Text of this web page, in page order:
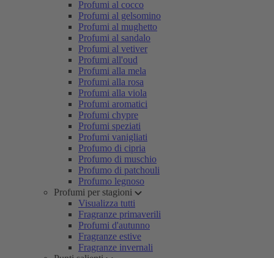
Profumi al cocco
Profumi al gelsomino
Profumi al mughetto
Profumi al sandalo
Profumi al vetiver
Profumi all'oud
Profumi alla mela
Profumi alla rosa
Profumi alla viola
Profumi aromatici
Profumi chypre
Profumi speziati
Profumi vanigliati
Profumo di cipria
Profumo di muschio
Profumo di patchouli
Profumo legnoso
Profumi per stagioni
Visualizza tutti
Fragranze primaverili
Profumi d'autunno
Fragranze estive
Fragranze invernali